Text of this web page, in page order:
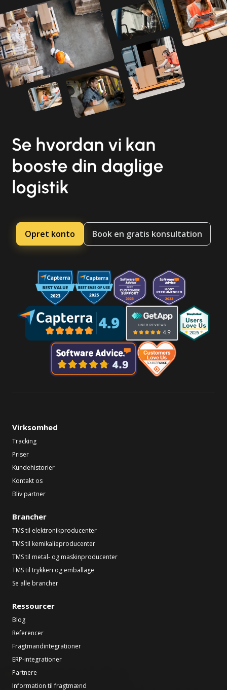
Se hvordan vi kan
booste din daglige
logistik
Opret konto Book en gratis konsultation
Virksomhed
Tracking
Priser
Kundehistorier
Kontakt os
Bliv partner
Brancher
TMS til elektronikproducenter
TMS til kemikalieproducenter
TMS til metal- og maskinproducenter
TMS til trykkeri og emballage
Se alle brancher
Ressourcer
Blog
Referencer
Fragtmandintegrationer
ERP-integrationer
Partnere
Information til fragtmænd